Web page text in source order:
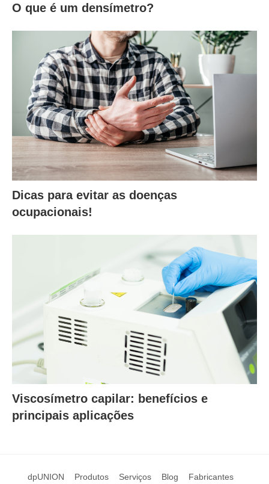
O que é um densímetro?
Dicas para evitar as doenças
ocupacionais!
Viscosímetro capilar: benefícios e
principais aplicações
dpUNION Produtos Serviços Blog Fabricantes